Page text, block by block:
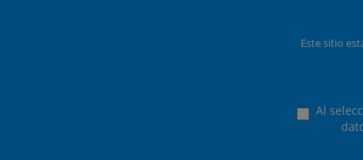
Este sitio
Al